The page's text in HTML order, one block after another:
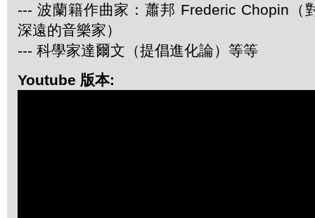
--- 波蘭籍作曲家：蕭邦 Frederic Chopin（
深遠的音樂家）
--- 科學家達爾文（提倡進化論）等等
Youtube 版本: